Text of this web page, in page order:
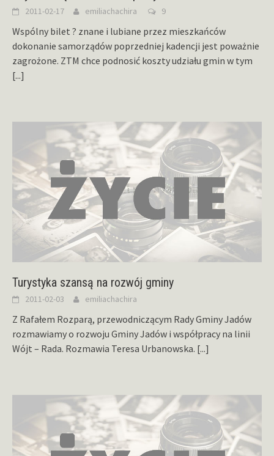
2011-02-17 emiliachachira 9
Wspólny bilet ? znane i lubiane przez mieszkańców
dokonanie samorządów poprzedniej kadencji jest poważnie
zagrożone. ZTM chce podnosić koszty udziału gmin w tym
[...]
Turystyka szansą na rozwój gminy
2011-02-03 emiliachachira
Z Rafałem Rozparą, przewodniczącym Rady Gminy Jadów
rozmawiamy o rozwoju Gminy Jadów i współpracy na linii
Wójt – Rada. Rozmawia Teresa Urbanowska. [...]